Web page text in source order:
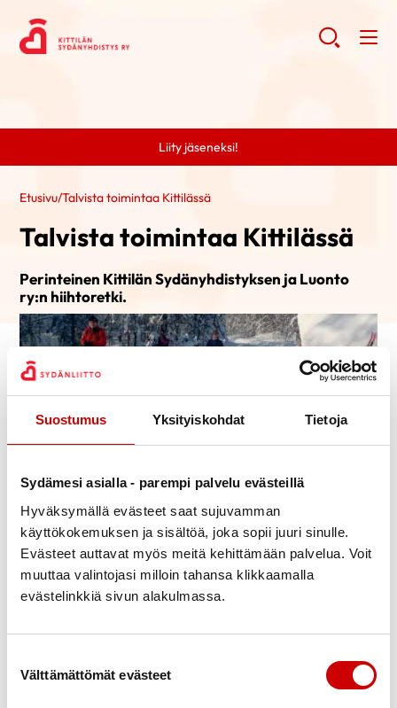
Suostumus Yksityiskohdat Tietoja
Sydämesi asialla - parempi palvelu evästeillä
Hyväksymällä evästeet saat sujuvamman
käyttökokemuksen ja sisältöä, joka sopii juuri sinulle.
Evästeet auttavat myös meitä kehittämään palvelua. Voit
muuttaa valintojasi milloin tahansa klikkaamalla
evästelinkkiä sivun alakulmassa.
Välttämättömät evästeet
Liity jäseneksi!
Etusivu/Talvista toimintaa Kittilässä
Talvista toimintaa Kittilässä
Perinteinen Kittilän Sydänyhdistyksen ja Luonto
ry:n hiihtoretki.
Anita Luoto
Julkaistu 18.3.2022
Jaa Whatsapp
Jaa Facebook
Jaa TwitterJaa Linkedin
Jaa EmailJaa Print
Kittilän Sydänyhdistys ja Kittilän Luonto järjestivät
muualta. Laavulla oli tarjolla makkaran paistoa ja